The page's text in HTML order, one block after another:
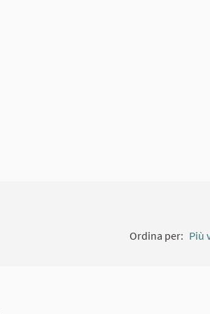
Ordina per: Più